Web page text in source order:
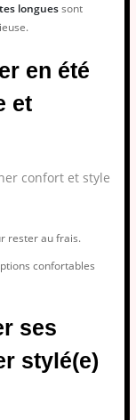
longuessont
en été
et
confort et style
rester au frais.
confortables
ses
stylé(e)